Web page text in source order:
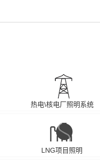
热电\核电厂照明系统
LNG项目照明